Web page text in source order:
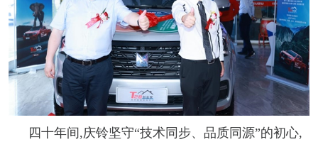
四十年间,庆铃坚守“技术同步、品质同源”的初心,